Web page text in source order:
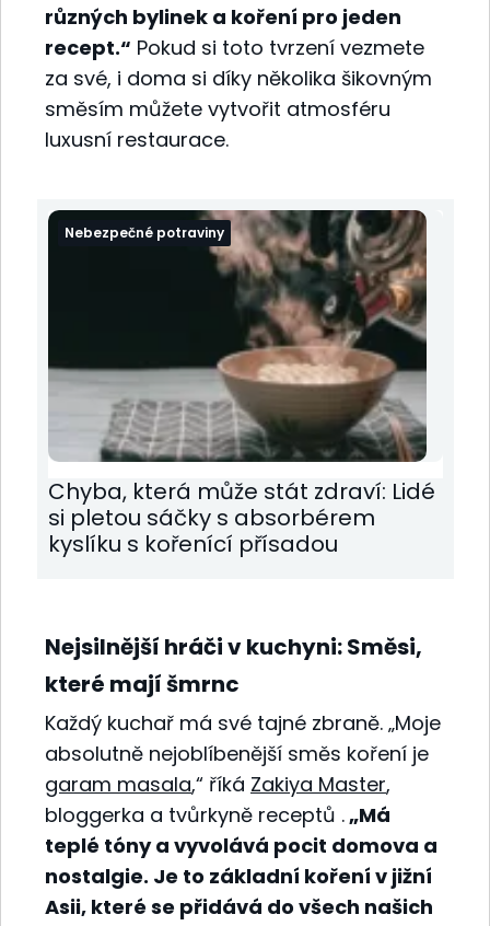
různých bylinek a koření pro jeden
recept.“ Pokud si toto tvrzení vezmete
za své, i doma si díky několika šikovným
směsím můžete vytvořit atmosféru
luxusní restaurace.
Nebezpečné potraviny
Chyba, která může stát zdraví: Lidé
si pletou sáčky s absorbérem
kyslíku s kořenící přísadou
Nejsilnější hráči v kuchyni: Směsi,
které mají šmrnc
Každý kuchař má své tajné zbraně. „Moje
absolutně nejoblíbenější směs koření je
garam masala,“ říká Zakiya Master,
bloggerka a tvůrkyně receptů .„Má
teplé tóny a vyvolává pocit domova a
nostalgie. Je to základní koření v jižní
Asii, které se přidává do všech našich